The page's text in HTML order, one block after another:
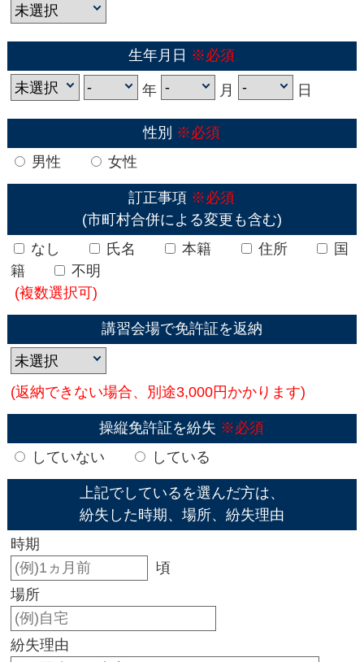
生年月日 ※必須
年 月 日
性別 ※必須
男性
女性
訂正事項 ※必須
(市町村合併による変更も含む)
なし
氏名 本籍 住所
国
籍
不明
(複数選択可)
講習会場で免許証を返納
(返納できない場合、別途3,000円かかります)
操縦免許証を紛失 ※必須
していない
している
上記でしているを選んだ方は、
紛失した時期、場所、紛失理由
時期
頃
場所
紛失理由